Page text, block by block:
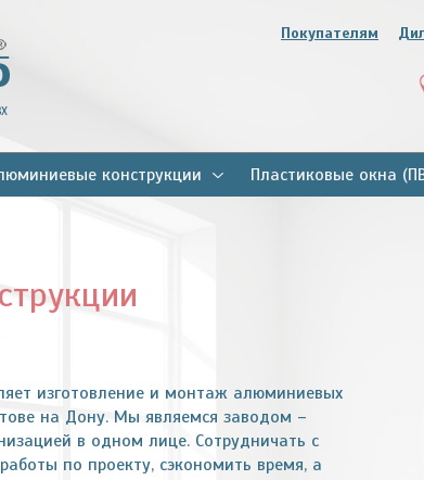
Покупателям
конструкции Пластиковые окна
изготовление и монтаж алюминиевых
на Дону. Мы являемся заводом –
в одном лице. Сотрудничать с
по проекту, сэкономить время, а